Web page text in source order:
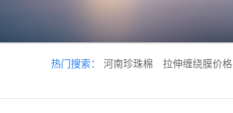
热门搜索： 河南珍珠棉 拉伸缠绕膜价格